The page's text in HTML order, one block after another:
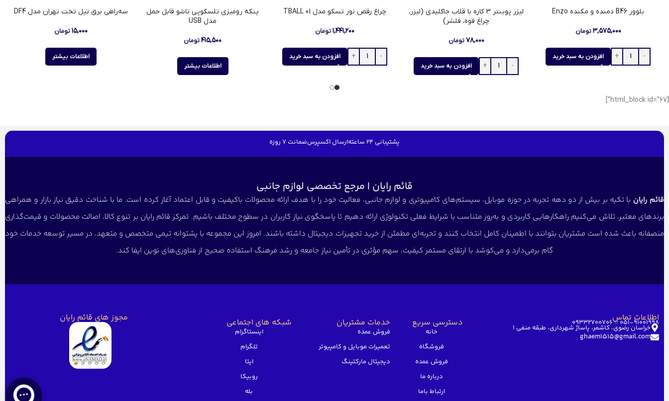
بلوور B46 دمنده و مکنده Enzo
۳,۵۷۵,۰۰۰ تومان
افزودن به سبد خرید
لیزر پوینتر 3 کاره با قلاب جاکلیدی (لیزر،
چراغ قوه، فلشر)
۷۸,۰۰۰ تومان
افزودن به سبد خرید
چراغ رقص نور تسکو مدل TBALL 01
۱,۴۴۱,۲۰۰ تومان
افزودن به سبد خرید
پنکه رومیزی تلسکوپی تاشو قابل حمل
مدل USB
۴۱۵,۵۰۰ تومان
اطلاعات بیشتر
سه‌راهی برق تپل تخت تهران مدل DF4
۱۵,۰۰۰تومان
اطلاعات بیشتر
پشتیبانی 24 ساعته ارسال اکسپرسضمانت 7 روزه
قائم رایان | مرجع تخصصی لوازم جانبی
قائم رایان با تکیه بر بیش از دو دهه تجربه در حوزه موبایل، سیستم‌های کامپیوتری و لوازم جانبی، فعالیت خود را با هدف ارائه محصولات باکیفیت و قابل اعتماد آغاز کرده است. ما با شناخت دقیق نیاز بازار و همراهی
برندهای معتبر، تلاش می‌کنیم راهکارهایی کاربردی و به‌روز متناسب با شرایط فعلی تکنولوژی ارائه دهیم تا پاسخگوی نیاز کاربران در سطوح مختلف باشیم. تمرکز قائم رایان بر تنوع کالا، اصالت محصولات و قیمت‌گذاری
منصفانه باعث شده است مشتریان بتوانند با اطمینان کامل انتخاب کنند و تجربه‌ای مطمئن از خرید تجهیزات دیجیتال داشته باشند. امروز این مجموعه با پشتوانه تیمی متخصص و متعهد، در مسیر توسعه خدمات خود
گام برمی‌دارد و می‌کوشد با ارتقای مستمر کیفیت، سهم مؤثری در تأمین نیاز جامعه و رشد فرهنگ استفاده صحیح از فناوری‌های نوین ایفا کند.
اطلاعات تماس
051-91001998 ؛؛ 09332700706
خراسان رضوی، کاشمر، پاساژ شهرداری، طبقه منفی ۱
ghaem1515@gmail.com
دسترسی سریع
خانه
فروشگاه
فروش عمده
درباره ما
ارتباط باما
خدمات مشتریان
فروش عمده
تعمیرات موبایل و کامپیوتر
دیجیتال مارکتینگ
شبکه های اجتماعی
اینستاگرام
تلگرام
ایتا
روبیکا
بله
مجوز های قائم رایان